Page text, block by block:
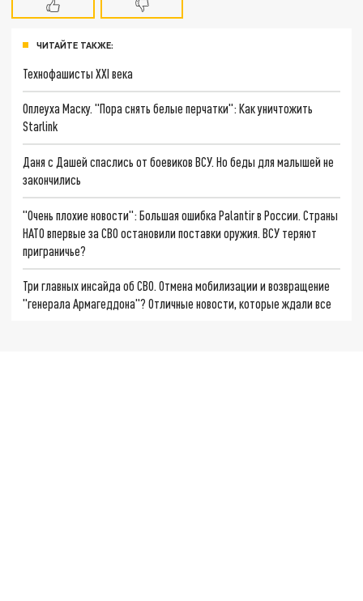
ЧИТАЙТЕ ТАКЖЕ:
Технофашисты XXI века
Оплеуха Маску. "Пора снять белые перчатки": Как уничтожить
Starlink
Даня с Дашей спаслись от боевиков ВСУ. Но беды для малышей не
закончились
"Очень плохие новости": Большая ошибка Palantir в России. Страны
НАТО впервые за СВО остановили поставки оружия. ВСУ теряют
приграничье?
Три главных инсайда об СВО. Отмена мобилизации и возвращение
"генерала Армагеддона"? Отличные новости, которые ждали все